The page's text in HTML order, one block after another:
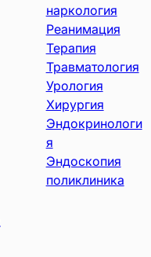
наркология
Реанимация
Терапия
Травматология
Урология
Хирургия
Эндокринологи
я
Эндоскопия
поликлиника